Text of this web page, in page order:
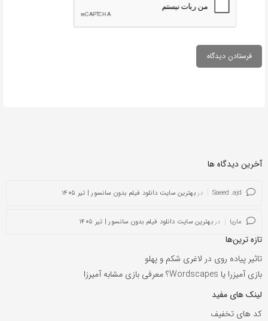
آخرین دیدگاه ها
Saeed .ajd در بهترین سایت دانلود فیلم بدون سانسور | تیر ۱۴۰۵
ماریا در بهترین سایت دانلود فیلم بدون سانسور | تیر ۱۴۰۵
تازه ترین‌ها
تاثیر پیاده روی در لاغری شکم و پهلو
بازی آمیزرا یا Wordscapes؟ معرفی بازی مشابه آمیرزا
لینک های مفید
کد های تخفیف